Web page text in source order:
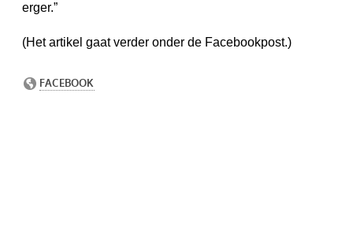
erger.”
(Het artikel gaat verder onder de Facebookpost.)